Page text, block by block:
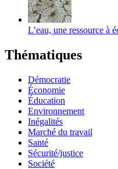
L’eau, une ressource à
Thématiques
Démocratie
Économie
Éducation
Environnement
Inégalités
Marché du travail
Santé
Sécurité/justice
Société